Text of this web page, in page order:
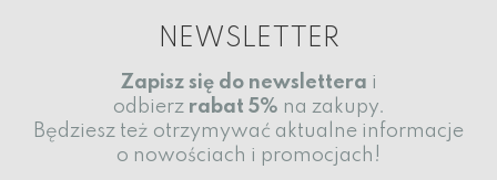
NEWSLETTER
Zapisz się do newslettera i
odbierz rabat 5% na zakupy.
Będziesz też otrzymywać aktualne informacje
o nowościach i promocjach!